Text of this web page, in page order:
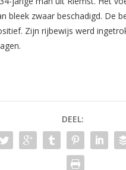
bleek zwaar beschadigd. De
Zijn rijbewijs werd
DEEL: